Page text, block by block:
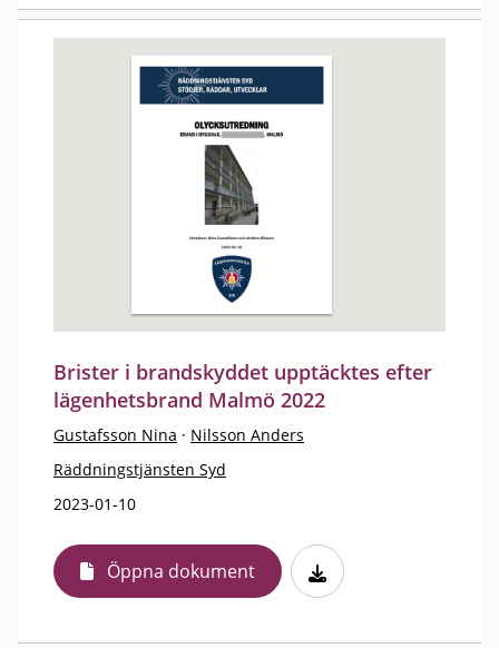
Brister i brandskyddet upptäcktes efter
lägenhetsbrand Malmö 2022
Gustafsson Nina · Nilsson Anders
Räddningstjänsten Syd
2023-01-10
Öppna dokument